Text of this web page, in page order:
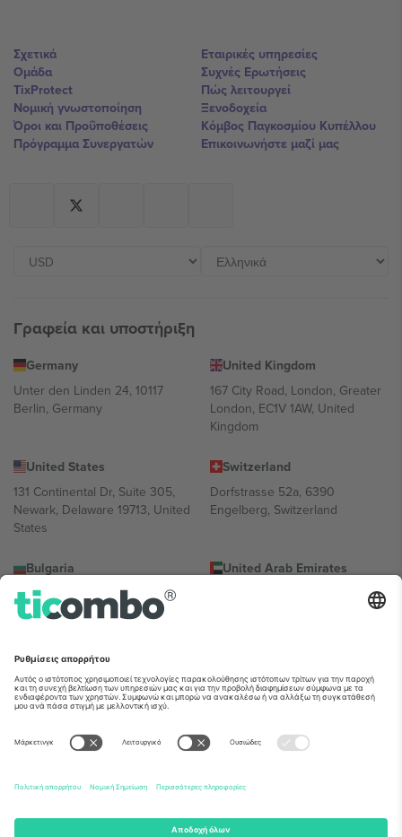
Σχετικά
Ομάδα
TixProtect
Νομική γνωστοποίηση
Όροι και Προΰποθέσεις
Πρόγραμμα Συνεργατών
Εταιρικές υπηρεσίες
Συχνές Ερωτήσεις
Πώς λειτουργεί
Ξενοδοχεία
Κόμβος Παγκοσμίου Κυπέλλου
Επικοινωνήστε μαζί μας
Γραφεία και υποστήριξη
Germany
Unter den Linden 24, 10117
Berlin, Germany
United Kingdom
167 City Road, London, Greater
London, EC1V 1AW, United
Kingdom
United States
131 Continental Dr, Suite 305,
Newark, Delaware 19713, United
States
Switzerland
Dorfstrasse 52a, 6390
Engelberg, Switzerland
Bulgaria
Regus Sofia City West, bul
Totleben 53-55, 1606 Sofia,
United Arab Emirates
UAE Dubai Silicon Oasis, DDP
Building A1, Office 302, Dubai,
Mexico
Av Chapultepec 360, Roma
Norte, Cuauhtémoc, 06700
Ciudad de México, CDMX,
Mexico
Η νομική οντότητα του παρόχου πλατφόρμας ενδέχεται να
τομέα. Για λεπτομέρειες ανατρέξτε στη σελίδα της συγκεκριμένης